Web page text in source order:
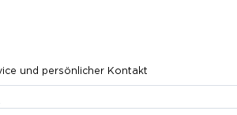
und persönlicher Kontakt